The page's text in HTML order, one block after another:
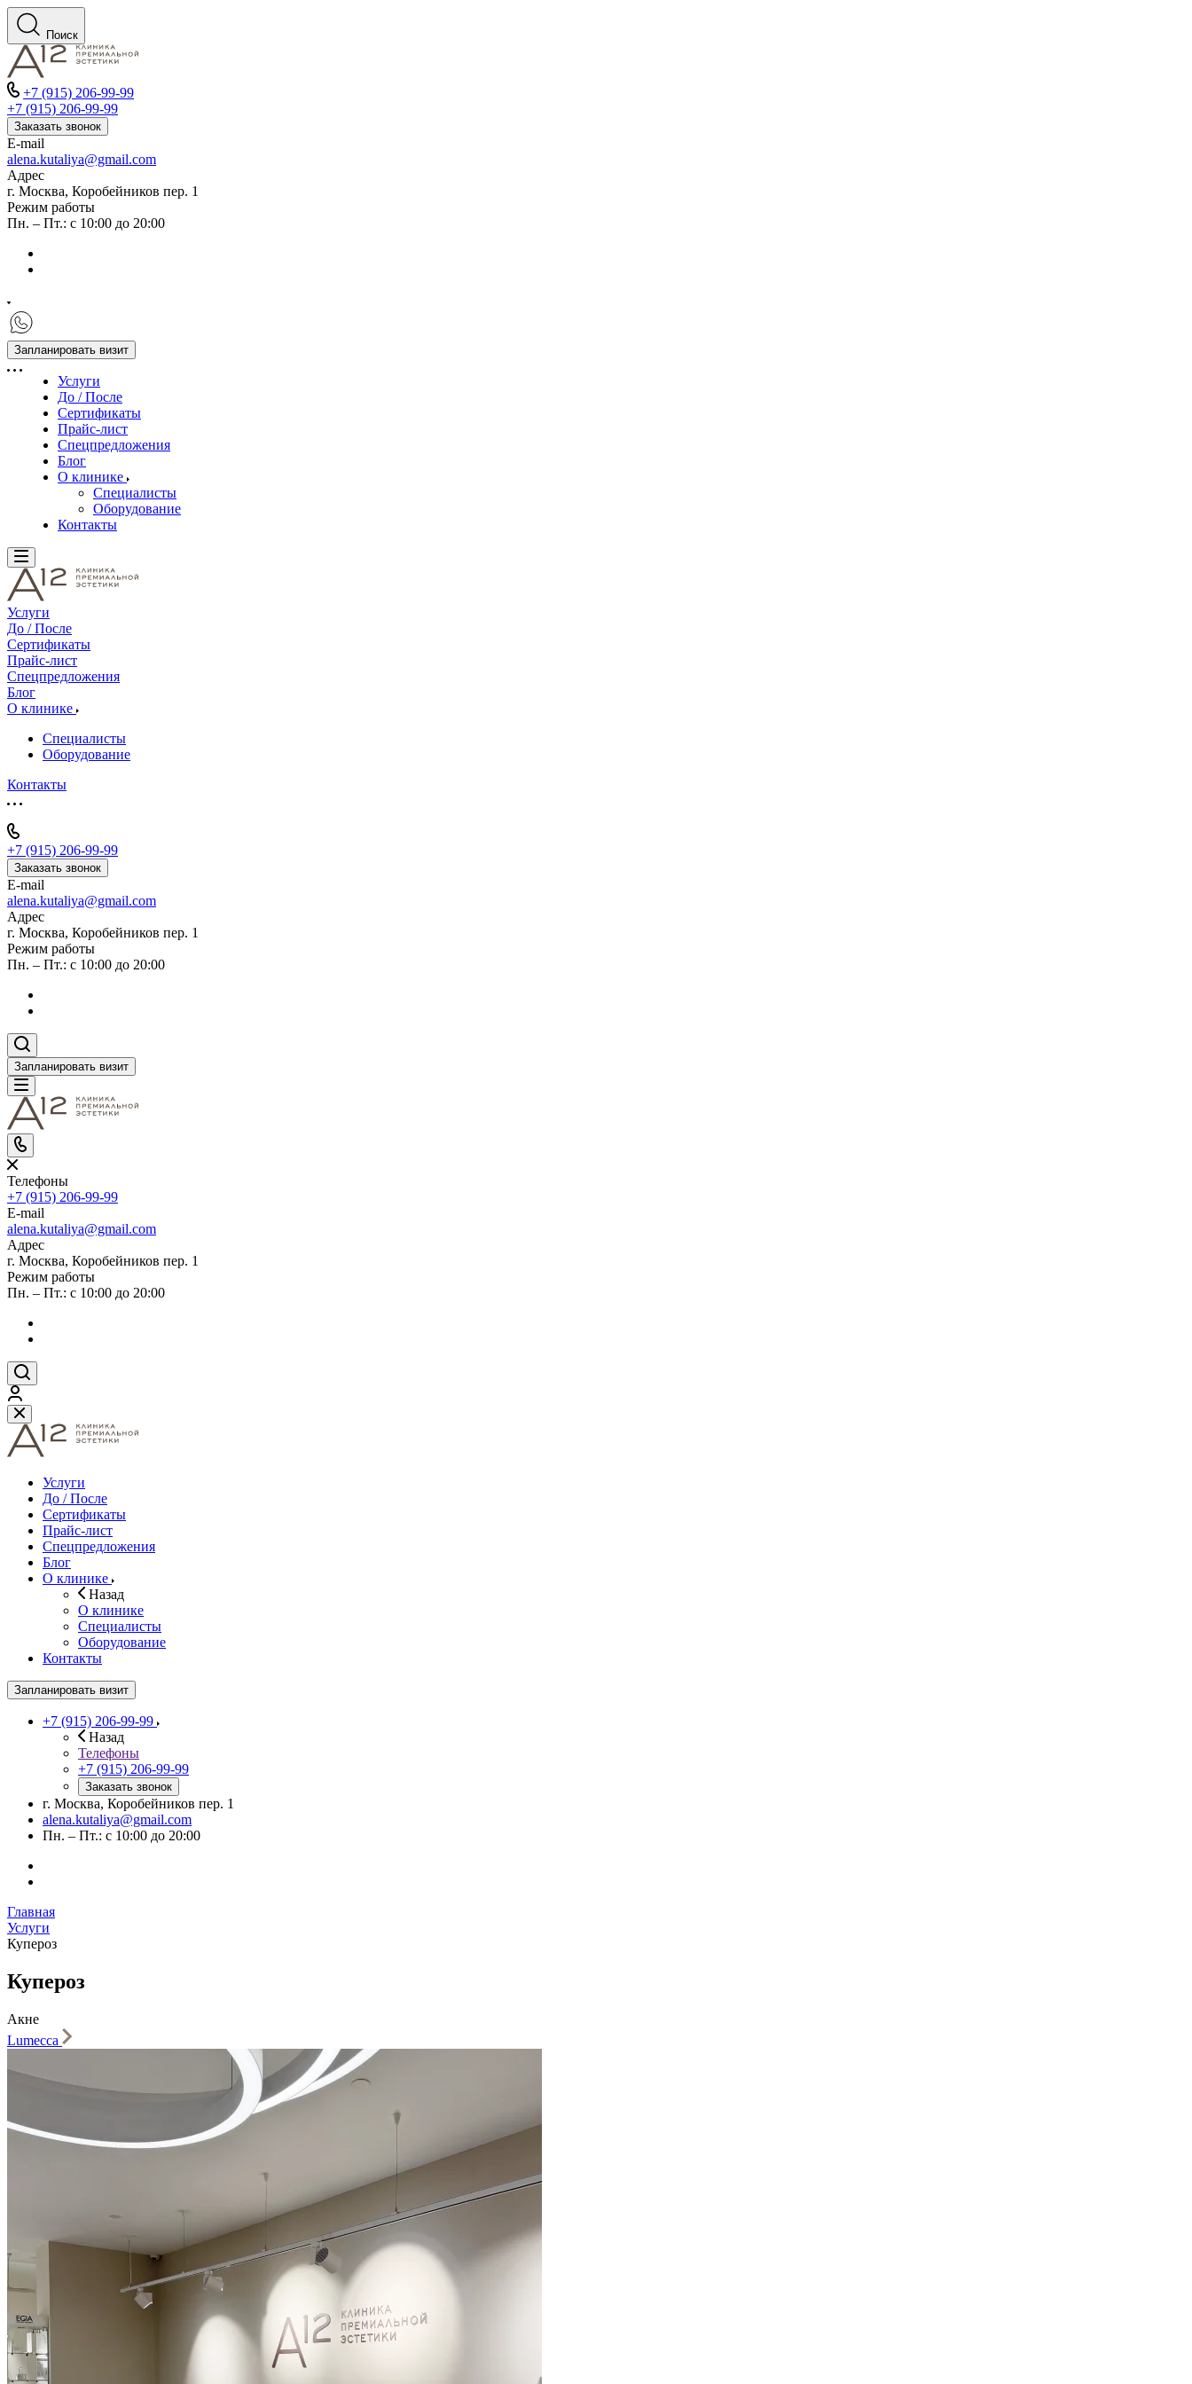
Поиск
+7 (915) 206-99-99
+7 (915) 206-99-99
Заказать звонок
E-mail
alena.kutaliya@gmail.com
Адрес
г. Москва, Коробейников пер. 1
Режим работы
Пн. – Пт.: с 10:00 до 20:00
Запланировать визит
Услуги
До / После
Сертификаты
Прайс-лист
Спецпредложения
Блог
О клинике
Специалисты
Оборудование
Контакты
Услуги
До / После
Сертификаты
Прайс-лист
Спецпредложения
Блог
О клинике
Специалисты
Оборудование
Контакты
+7 (915) 206-99-99
Заказать звонок
E-mail
alena.kutaliya@gmail.com
Адрес
г. Москва, Коробейников пер. 1
Режим работы
Пн. – Пт.: с 10:00 до 20:00
Запланировать визит
Телефоны
+7 (915) 206-99-99
E-mail
alena.kutaliya@gmail.com
Адрес
г. Москва, Коробейников пер. 1
Режим работы
Пн. – Пт.: с 10:00 до 20:00
Услуги
До / После
Сертификаты
Прайс-лист
Спецпредложения
Блог
О клинике
Назад
О клинике
Специалисты
Оборудование
Контакты
Запланировать визит
+7 (915) 206-99-99
Назад
Телефоны
+7 (915) 206-99-99
Заказать звонок
г. Москва, Коробейников пер. 1
alena.kutaliya@gmail.com
Пн. – Пт.: с 10:00 до 20:00
Главная
Услуги
Купероз
Купероз
Акне
Lumecca